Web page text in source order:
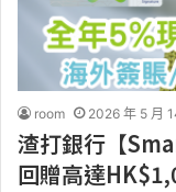
room 2026 年 5 月
渣打銀行【
回贈高達